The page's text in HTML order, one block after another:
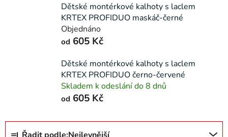
Dětské montérkové kalhoty s laclem
KRTEX PROFIDUO maskáč-černé
Objednáno
od 605 Kč
Dětské montérkové kalhoty s laclem
KRTEX PROFIDUO černo-červené
Skladem k odeslání do 8 dnů
od 605 Kč
Ř
Řadit podle:Nejlevnější